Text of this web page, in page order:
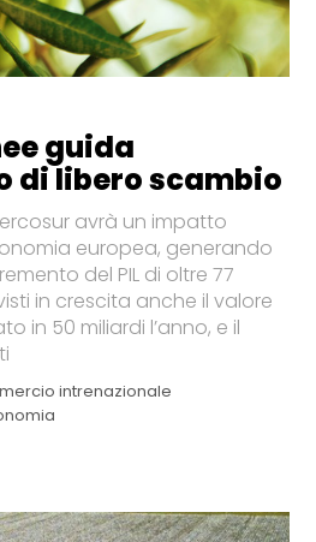
guida
di libero scambio
avrà un impatto
europea, generando
del PIL di oltre 77
in crescita anche il valore
in 50 miliardi l’anno, e il
intrenazionale